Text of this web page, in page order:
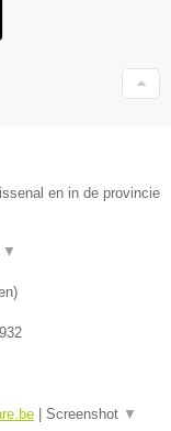
en in de provincie
▼
)
| Screenshot ▼